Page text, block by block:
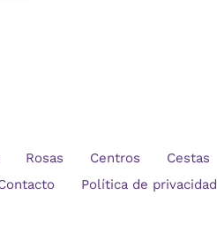
Rosas Centros Cestas
Política de privacidad